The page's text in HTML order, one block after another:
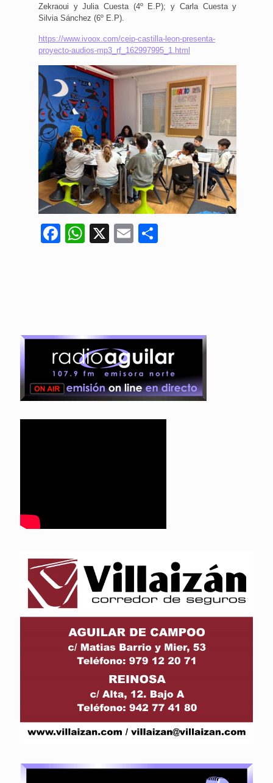
Zekraoui y Julia Cuesta (4º E.P); y Carla Cuesta y
Silvia Sánchez (6º E.P).
https://www.ivoox.com/ceip-castilla-leon-presenta-
proyecto-audios-mp3_rf_162997995_1.html
Facebook
WhatsApp
X Email